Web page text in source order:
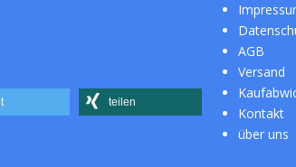
teilen
AGB
Versand
Kontakt
über uns